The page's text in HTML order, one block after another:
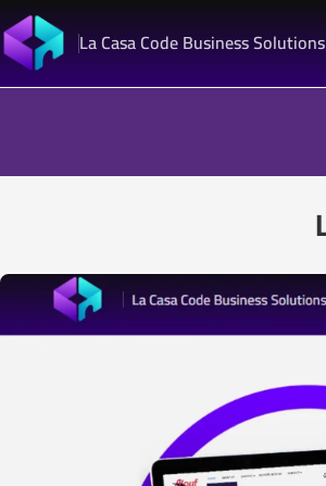
La Casa Code Business Solutions